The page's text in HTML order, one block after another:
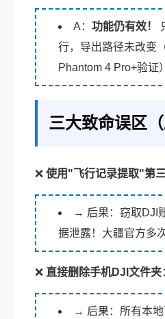
A： 功能仍有效！
行，导出路径未改变
Phantom 4 Pro+验证
三大致命误区（
❌ 使用"飞行记录提取"第
→ 后果：窃取DJI
据泄露！大疆官方多
❌ 直接删除手机DJI文件夹
→ 后果：所有本地